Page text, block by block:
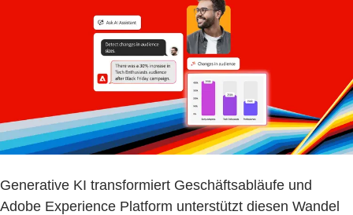
Generative KI transformiert Geschäftsabläufe und
Adobe Experience Platform unterstützt diesen Wandel